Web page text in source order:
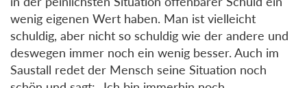
wenig eigenen Wert haben. Man ist vielleicht
schuldig, aber nicht so schuldig wie der andere und
deswegen immer noch ein wenig besser. Auch im
Saustall redet der Mensch seine Situation noch